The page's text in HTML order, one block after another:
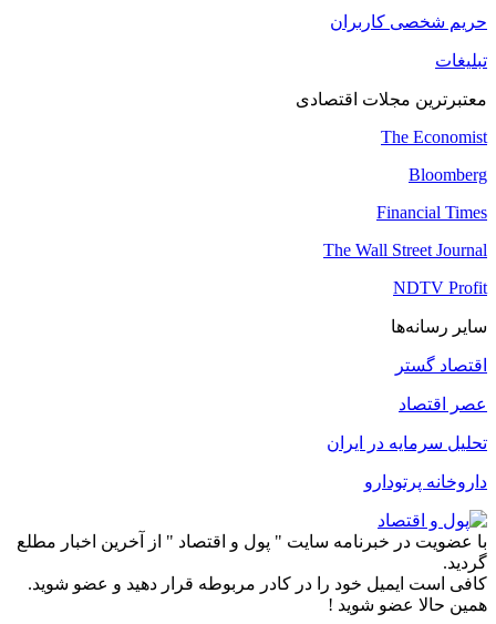
حریم شخصی کاربران
تبلیغات
معتبرترین مجلات اقتصادی
The Economist
Bloomberg
Financial Times
The Wall Street Journal
NDTV Profit
سایر رسانه‌ها
اقتصاد گستر
عصر اقتصاد
تحلیل سرمایه در ایران
داروخانه پرتودارو
با عضویت در خبرنامه سایت " پول و اقتصاد " از آخرین اخبار مطلع
گردید.
کافی است ایمیل خود را در کادر مربوطه قرار دهید و عضو شوید.
همین حالا عضو شوید !